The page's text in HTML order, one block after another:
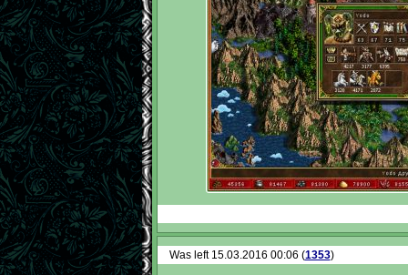
Was left 15.03.2016 00:06 (1353)